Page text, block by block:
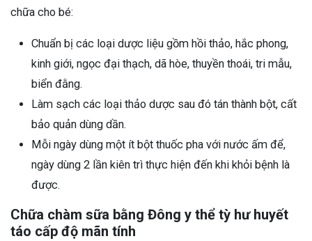
chữa cho bé:
Chuẩn bị các loại dược liệu gồm hồi thảo, hắc phong,
kinh giới, ngọc đại thạch, dã hòe, thuyền thoái, tri mẫu,
biển đằng.
Làm sạch các loại thảo dược sau đó tán thành bột, cất
bảo quản dùng dần.
Mỗi ngày dùng một ít bột thuốc pha với nước ấm để,
ngày dùng 2 lần kiên trì thực hiện đến khi khỏi bệnh là
được.
Chữa chàm sữa bằng Đông y thể tỳ hư huyết
táo cấp độ mãn tính